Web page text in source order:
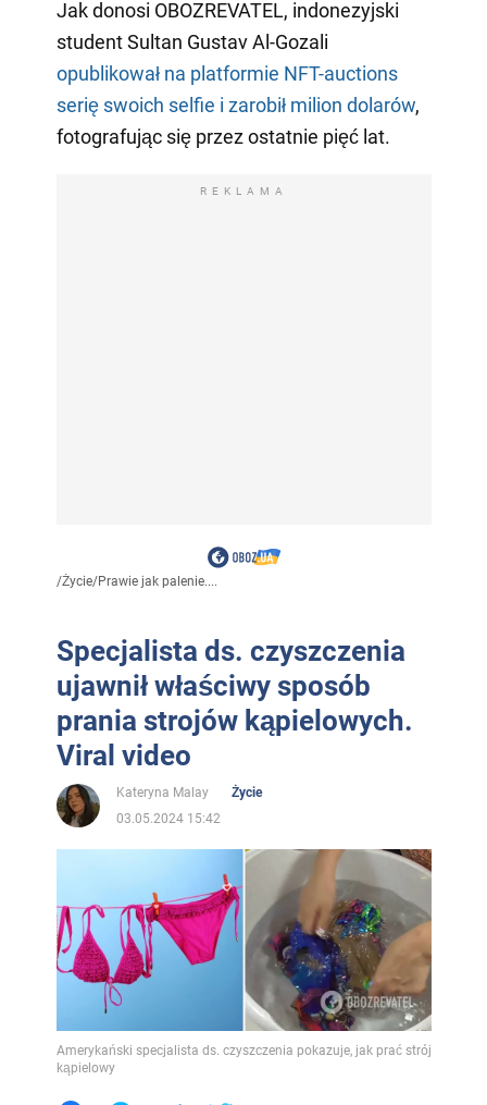
Jak donosi OBOZREVATEL, indonezyjski
student Sultan Gustav Al-Gozali
opublikował na platformie NFT-auctions
serię swoich selfie i zarobił milion dolarów,
fotografując się przez ostatnie pięć lat.
REKLAMA
/Życie/Prawie jak palenie....
Specjalista ds. czyszczenia
ujawnił właściwy sposób
prania strojów kąpielowych.
Viral video
Kateryna Malay
Życie
03.05.2024 15:42
Amerykański specjalista ds. czyszczenia pokazuje, jak prać strój
kąpielowy